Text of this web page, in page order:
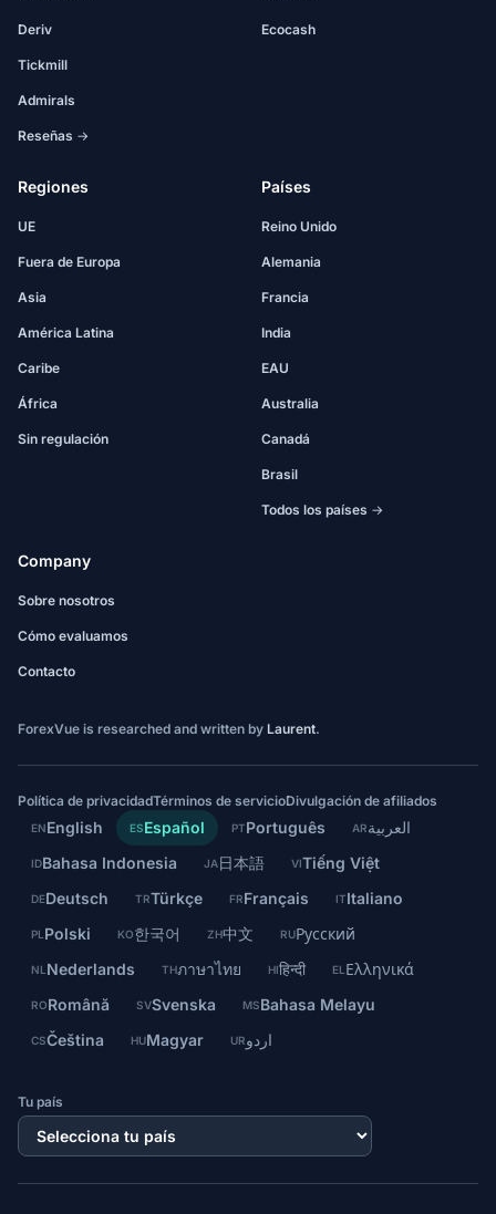
Deriv
Tickmill
Admirals
Reseñas →
Ecocash
Regiones
UE
Fuera de Europa
Asia
América Latina
Caribe
África
Sin regulación
Países
Reino Unido
Alemania
Francia
India
EAU
Australia
Canadá
Brasil
Todos los países →
Company
Sobre nosotros
Cómo evaluamos
Contacto
ForexVue is researched and written by Laurent.
Política de privacidadTérminos de servicioDivulgación de afiliados
ENEnglish ESEspañol PTPortuguês ARالعربية
IDBahasa Indonesia JA日本語 VITiếng Việt
DEDeutsch TRTürkçe FRFrançais ITItaliano
PL Polski KO한국어 ZH中文 RUРусский
NL Nederlands THภาษาไทย HIहिन्दी EL Ελληνικά
RORomână SVSvenska MSBahasa Melayu
CSČeština HUMagyar URاردو
Tu país